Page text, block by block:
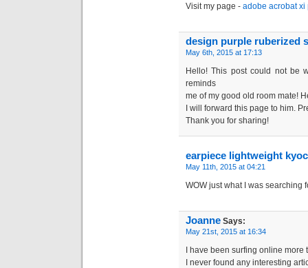
Visit my page - adobe acrobat xi
design purple ruberized
May 6th, 2015 at 17:13
Hello! This post could not be
reminds
me of my good old room mate!
I will forward this page to him.
Thank you for sharing!
earpiece lightweight
May 11th, 2015 at 04:21
WOW just what I was searching
Joanne Says:
May 21st, 2015 at 16:34
I have been surfing online more
I never found any interesting